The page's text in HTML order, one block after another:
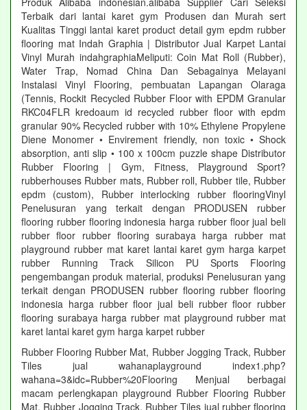
Terbaik dari lantai karet gym Produsen dan Murah sert
Kualitas Tinggi lantai karet product detail gym epdm rubber
flooring mat Indah Graphia | Distributor Jual Karpet Lantai
Vinyl Murah indahgraphiaMeliputi: Coin Mat Roll (Rubber),
Water Trap, Nomad China Dan Sebagainya Melayani
Instalasi Vinyl Flooring, pembuatan Lapangan Olaraga
(Tennis, Rockit Recycled Rubber Floor with EPDM Granular
RKC04FLR kredoaum id recycled rubber floor with epdm
granular 90% Recycled rubber with 10% Ethylene Propylene
Diene Monomer • Envirement friendly, non toxic • Shock
absorption, anti slip • 100 x 100cm puzzle shape Distributor
Rubber Flooring | Gym, Fitness, Playground Sport?
rubberhouses Rubber mats, Rubber roll, Rubber tile, Rubber
epdm (custom), Rubber interlocking rubber flooringVinyl
Penelusuran yang terkait dengan PRODUSEN rubber
flooring rubber flooring indonesia harga rubber floor jual beli
rubber floor rubber flooring surabaya harga rubber mat
playground rubber mat karet lantai karet gym harga karpet
rubber Running Track Silicon PU Sports Flooring
pengembangan produk material, produksi Penelusuran yang
terkait dengan PRODUSEN rubber flooring rubber flooring
indonesia harga rubber floor jual beli rubber floor rubber
flooring surabaya harga rubber mat playground rubber mat
karet lantai karet gym harga karpet rubber
Rubber Flooring Rubber Mat, Rubber Jogging Track, Rubber
Tiles jual wahanaplayground index1.php?
wahana=3&idc=Rubber%20Flooring Menjual berbagai
macam perlengkapan playground Rubber Flooring Rubber
Mat, Rubber Jogging Track, Rubber Tiles jual rubber flooring